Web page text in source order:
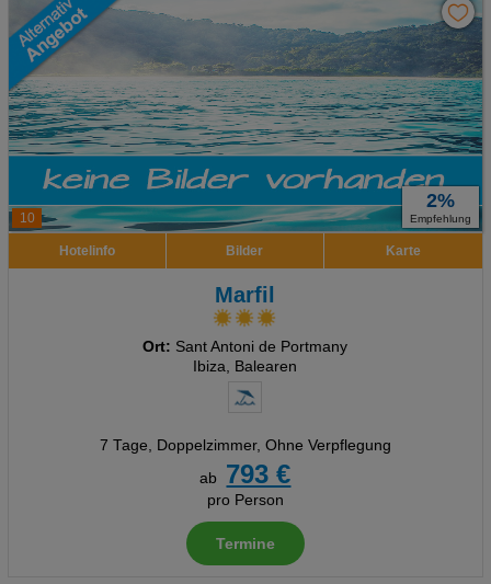
10
2%
Empfehlung
Hotelinfo Bilder Karte
Marfil
Ort: Sant Antoni de Portmany
Ibiza, Balearen
7 Tage, Doppelzimmer, Ohne Verpflegung
ab
793 €
pro Person
Termine